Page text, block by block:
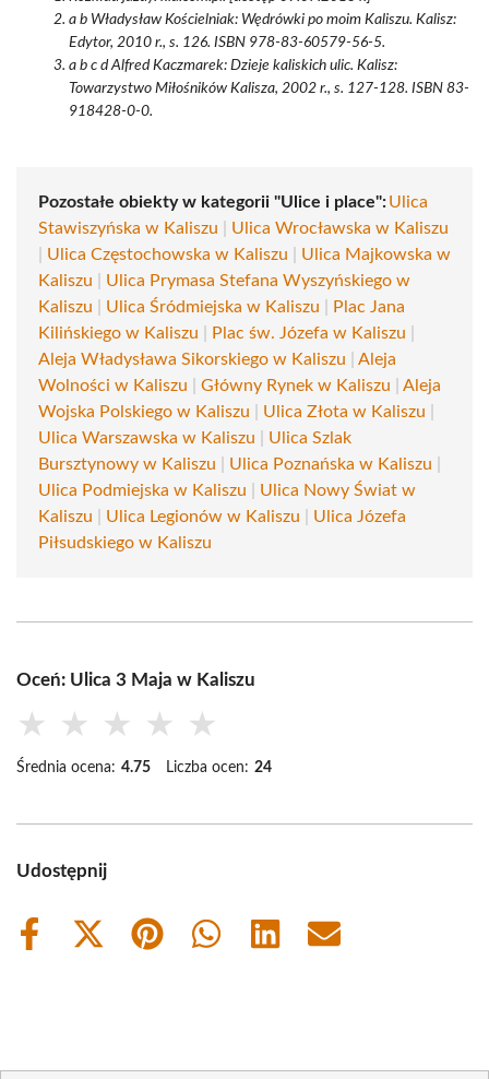
a b Władysław Kościelniak: Wędrówki po moim Kaliszu. Kalisz:
Edytor, 2010 r., s. 126. ISBN 978-83-60579-56-5.
a b c d Alfred Kaczmarek: Dzieje kaliskich ulic. Kalisz:
Towarzystwo Miłośników Kalisza, 2002 r., s. 127-128. ISBN 83-
918428-0-0.
Pozostałe obiekty w kategorii "Ulice i place":Ulica
Stawiszyńska w Kaliszu
Ulica Wrocławska w Kaliszu
Ulica Częstochowska w Kaliszu
Ulica Majkowska w
Kaliszu
Ulica Prymasa Stefana Wyszyńskiego w
Kaliszu
Ulica Śródmiejska w Kaliszu
Plac Jana
Kilińskiego w Kaliszu
Plac św. Józefa w Kaliszu
Aleja Władysława Sikorskiego w Kaliszu
Aleja
Wolności w Kaliszu
Główny Rynek w Kaliszu
Aleja
Wojska Polskiego w Kaliszu
Ulica Złota w Kaliszu
Ulica Warszawska w Kaliszu
Ulica Szlak
Bursztynowy w Kaliszu
Ulica Poznańska w Kaliszu
Ulica Podmiejska w Kaliszu
Ulica Nowy Świat w
Kaliszu
Ulica Legionów w Kaliszu
Ulica Józefa
Piłsudskiego w Kaliszu
Oceń: Ulica 3 Maja w Kaliszu
★ ★ ★ ★ ★
Średnia ocena: 4.75 Liczba ocen: 24
Udostępnij
Share
Share
Share
Share
Share
Share